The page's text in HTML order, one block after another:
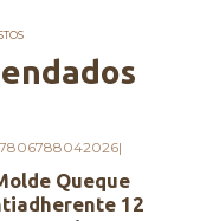
7806788042026|
Queque
12